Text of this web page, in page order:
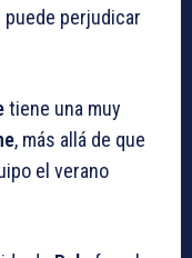
puede perjudicar
tiene una muy
, más allá de que
el verano